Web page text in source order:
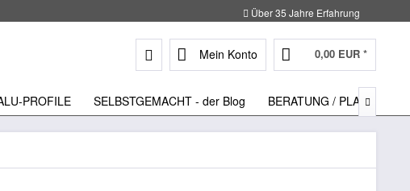
Über 35 Jahre Erfahrung
Mein Konto 0,00 EUR *
PROFILE SELBSTGEMACHT - der Blog BERATUNG / PLANUNG
